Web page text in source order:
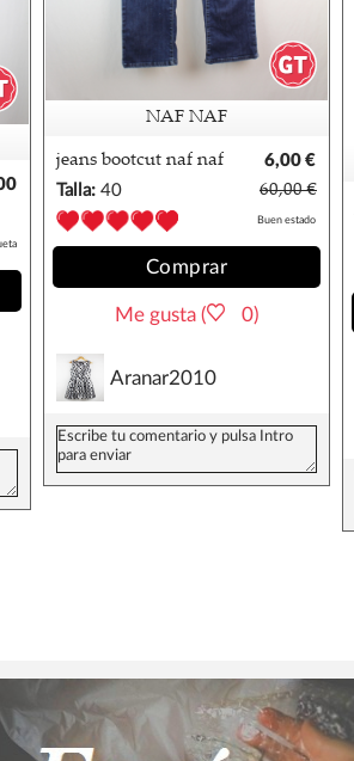
NAF NAF
jeans bootcut naf naf
40/42
6,00 €
Talla: 40 60,00 €
Buen estado
Comprar
Me gusta ( 0)
Aranar2010